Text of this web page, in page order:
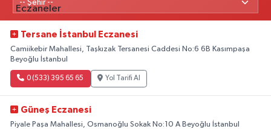
Tersane İstanbul Eczanesi
Camiikebir Mahallesi, Taşkızak Tersanesi Caddesi No:6 6B Kasımpaşa
Beyoğlu İstanbul
0 (533) 395 65 65 Yol Tarifi Al
Güneş Eczanesi
Piyale Paşa Mahallesi, Osmanoğlu Sokak No:10 A Beyoğlu İstanbul